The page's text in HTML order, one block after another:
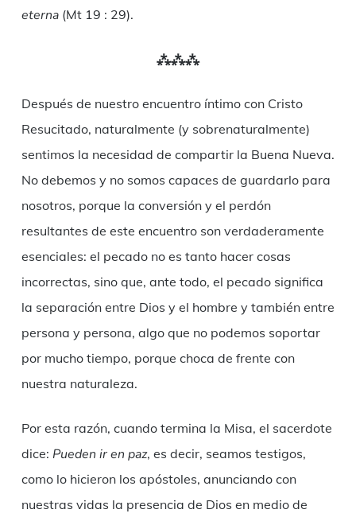
eterna(Mt 19 : 29).
⁂⁂⁂
Después de nuestro encuentro íntimo con Cristo
Resucitado, naturalmente (y sobrenaturalmente)
sentimos la necesidad de compartir la Buena Nueva.
No debemos y no somos capaces de guardarlo para
nosotros, porque la conversión y el perdón
resultantes de este encuentro son verdaderamente
esenciales: el pecado no es tanto hacer cosas
incorrectas, sino que, ante todo, el pecado significa
la separación entre Dios y el hombre y también entre
persona y persona, algo que no podemos soportar
por mucho tiempo, porque choca de frente con
nuestra naturaleza.
Por esta razón, cuando termina la Misa, el sacerdote
dice: Pueden ir en paz, es decir, seamos testigos,
como lo hicieron los apóstoles, anunciando con
nuestras vidas la presencia de Dios en medio de